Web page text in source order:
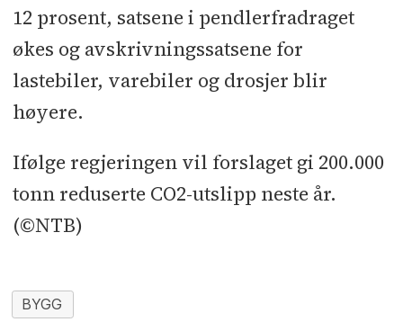
12 prosent, satsene i pendlerfradraget
økes og avskrivningssatsene for
lastebiler, varebiler og drosjer blir
høyere.
Ifølge regjeringen vil forslaget gi 200.000
tonn reduserte CO2-utslipp neste år.
(©NTB)
BYGG